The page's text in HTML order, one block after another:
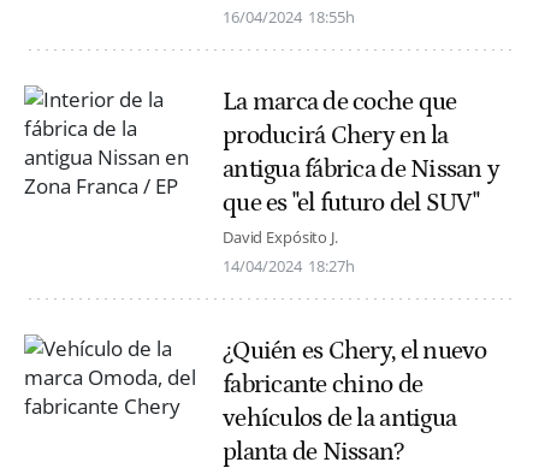
16/04/2024 18:55h
La marca de coche que
producirá Chery en la
antigua fábrica de Nissan y
que es "el futuro del SUV"
David Expósito J.
14/04/2024 18:27h
¿Quién es Chery, el nuevo
fabricante chino de
vehículos de la antigua
planta de Nissan?